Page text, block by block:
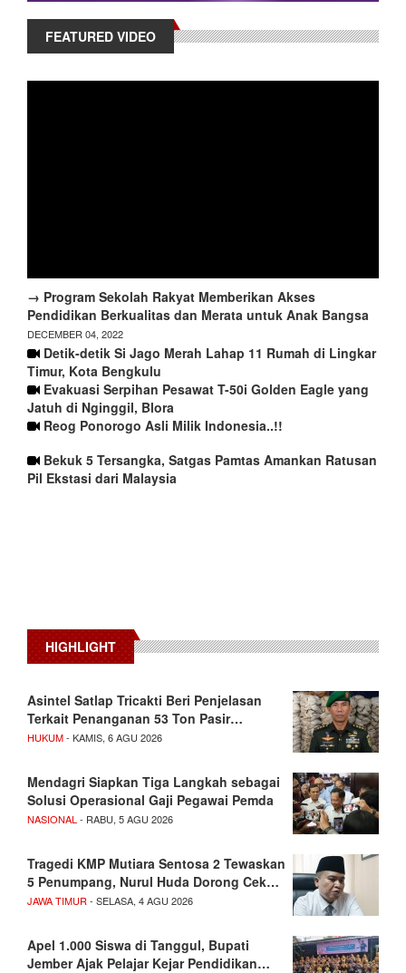
FEATURED VIDEO
→ Program Sekolah Rakyat Memberikan Akses
Pendidikan Berkualitas dan Merata untuk Anak Bangsa
DECEMBER 04, 2022
Detik-detik Si Jago Merah Lahap 11 Rumah di Lingkar
Timur, Kota Bengkulu
Evakuasi Serpihan Pesawat T-50i Golden Eagle yang
Jatuh di Nginggil, Blora
Reog Ponorogo Asli Milik Indonesia..!!
Bekuk 5 Tersangka, Satgas Pamtas Amankan Ratusan
Pil Ekstasi dari Malaysia
HIGHLIGHT
Asintel Satlap Tricakti Beri Penjelasan
Terkait Penanganan 53 Ton Pasir…
HUKUM- KAMIS, 6 AGU 2026
Mendagri Siapkan Tiga Langkah sebagai
Solusi Operasional Gaji Pegawai Pemda
NASIONAL - RABU, 5 AGU 2026
Tragedi KMP Mutiara Sentosa 2 Tewaskan
5 Penumpang, Nurul Huda Dorong Cek…
JAWA TIMUR - SELASA, 4 AGU 2026
Apel 1.000 Siswa di Tanggul, Bupati
Jember Ajak Pelajar Kejar Pendidikan…